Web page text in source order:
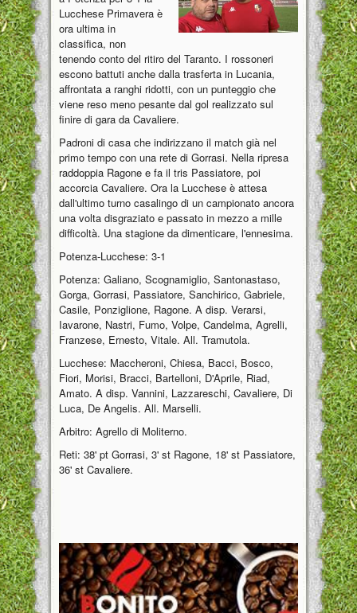
Lucchese Primavera è
ora ultima in
classifica, non
tenendo conto del ritiro del Taranto. I rossoneri
escono battuti anche dalla trasferta in Lucania,
affrontata a ranghi ridotti, con un punteggio che
viene reso meno pesante dal gol realizzato sul
finire di gara da Cavaliere.
Padroni di casa che indirizzano il match già nel
primo tempo con una rete di Gorrasi. Nella ripresa
raddoppia Ragone e fa il tris Passiatore, poi
accorcia Cavaliere. Ora la Lucchese è attesa
dall'ultimo turno casalingo di un campionato ancora
una volta disgraziato e passato in mezzo a mille
difficoltà. Una stagione da dimenticare, l'ennesima.
Potenza-Lucchese: 3-1
Potenza: Galiano, Scognamiglio, Santonastaso,
Gorga, Gorrasi, Passiatore, Sanchirico, Gabriele,
Casile, Ponziglione, Ragone. A disp. Verarsi,
Iavarone, Nastri, Fumo, Volpe, Candelma, Agrelli,
Franzese, Ernesto, Vitale. All. Tramutola.
Lucchese: Maccheroni, Chiesa, Bacci, Bosco,
Fiori, Morisi, Bracci, Bartelloni, D'Aprile, Riad,
Amato. A disp. Vannini, Lazzareschi, Cavaliere, Di
Luca, De Angelis. All. Marselli.
Arbitro: Agrello di Moliterno.
Reti: 38' pt Gorrasi, 3' st Ragone, 18' st Passiatore,
36' st Cavaliere.